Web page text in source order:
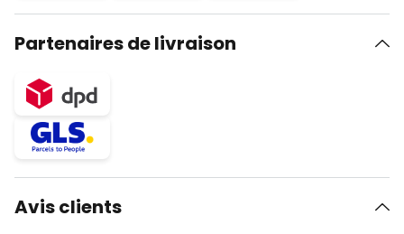
Partenaires de livraison
Avis clients